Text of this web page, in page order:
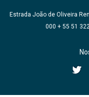
Estrada João de Oliveira
000 + 55 51